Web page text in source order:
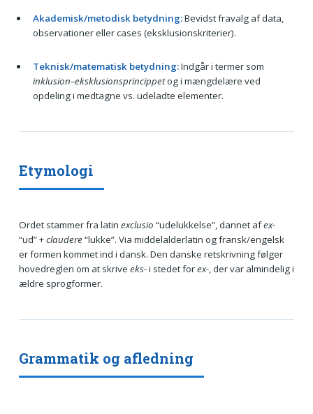
Akademisk/metodisk betydning:Bevidst fravalg af data,
observationer eller cases (eksklusionskriterier).
Teknisk/matematisk betydning:Indgår i termer som
inklusion–eksklusionsprincippetog i mængdelære ved
opdeling i medtagne vs. udeladte elementer.
Etymologi
Ordet stammer fra latin exclusio “udelukkelse”, dannet afex-
“ud” +claudere“lukke”. Via middelalderlatin og fransk/engelsk
er formen kommet ind i dansk. Den danske retskrivning følger
hovedreglen om at skrive eks-i stedet forex-, der var almindelig i
ældre sprogformer.
Grammatik og afledning